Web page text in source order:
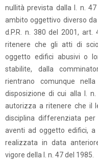
nullità prevista dalla l. n.
ambito oggettivo diverso
d.P.R. n. 380 del 2001,
ritenere che gli atti di
oggetto edifici abusivi o
stabilite, dalla
rientrano comunque
disposizione di cui alla l.
autorizza a ritenere che il
disciplina differenziata
aventi ad oggetto edifici,
realizzata in data
vigore della l. n. 47 del 1985.